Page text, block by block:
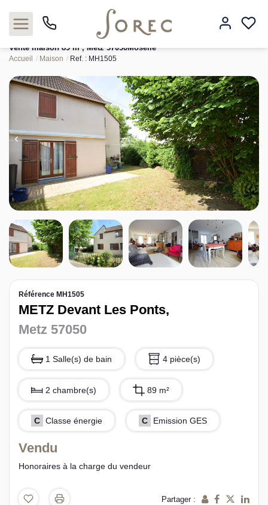
Acheter
Louer
Estimer
Neuf
Gestion
Syndic
L’équipe sorec
Recrutement
Vente maison 89 m², Metz 57050Moselle
Accueil Maison Ref. : MH1505
Référence MH1505
METZ Devant Les Ponts,
Metz 57050
1 Salle(s) de bain 4 pièce(s)
2 chambre(s) 89 m²
C Classe énergie C Emission GES
Vendu
Honoraires à la charge du vendeur
Partager :